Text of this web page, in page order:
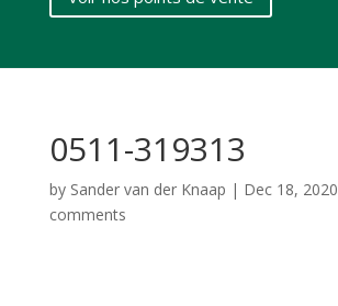
0511-319313
by Sander van der Knaap | Dec 18, 2020
comments